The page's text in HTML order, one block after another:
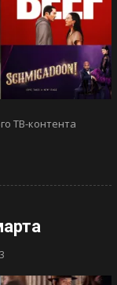
ТВ-контента